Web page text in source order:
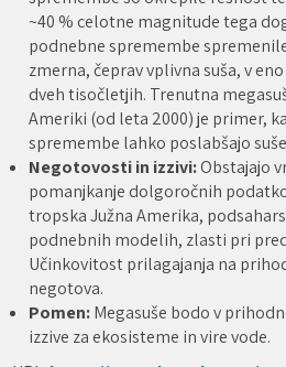
~40 % celotne magnitude tega
podnebne spremembe
zmerna, čeprav vplivna suša, v
dveh tisočletjih. Trenutna
Ameriki (od leta 2000) je primer,
spremembe lahko poslabšajo
Negotovosti in izzivi:Obstajajo
pomanjkanje dolgoročnih
tropska Južna Amerika,
podnebnih modelih, zlasti pri
Učinkovitost prilagajanja na
negotova.
Pomen:Megasuše bodo v
izzive za ekosisteme in vire vode.